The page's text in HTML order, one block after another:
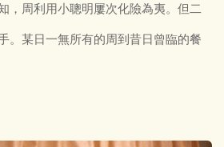
，周利用小聰明屢次化險為夷。但二
。某日一無所有的周到昔日曾臨的餐